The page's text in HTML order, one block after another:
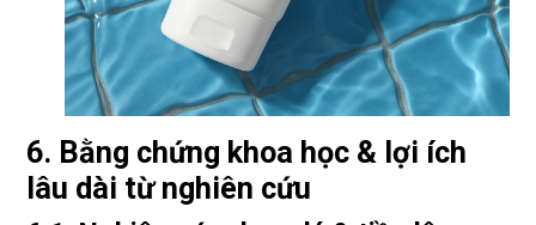
6. Bằng chứng khoa học & lợi ích
lâu dài từ nghiên cứu